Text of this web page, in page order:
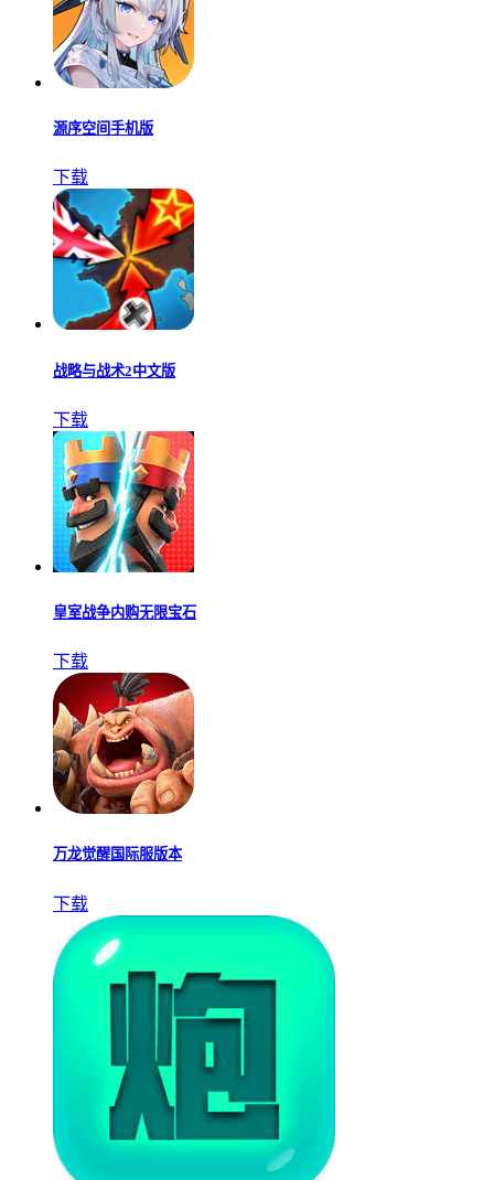
源序空间手机版
下载
战略与战术2中文版
下载
皇室战争内购无限宝石
下载
万龙觉醒国际服版本
下载